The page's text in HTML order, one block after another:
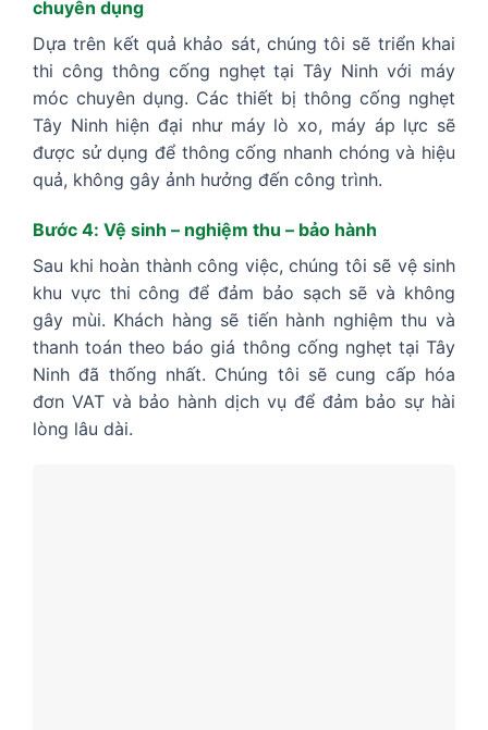
chuyên dụng
Dựa trên kết quả khảo sát, chúng tôi sẽ triển khai
thi công thông cống nghẹt tại Tây Ninh với máy
móc chuyên dụng. Các thiết bị thông cống nghẹt
Tây Ninh hiện đại như máy lò xo, máy áp lực sẽ
được sử dụng để thông cống nhanh chóng và hiệu
quả, không gây ảnh hưởng đến công trình.
Bước 4: Vệ sinh – nghiệm thu – bảo hành
Sau khi hoàn thành công việc, chúng tôi sẽ vệ sinh
khu vực thi công để đảm bảo sạch sẽ và không
gây mùi. Khách hàng sẽ tiến hành nghiệm thu và
thanh toán theo báo giá thông cống nghẹt tại Tây
Ninh đã thống nhất. Chúng tôi sẽ cung cấp hóa
đơn VAT và bảo hành dịch vụ để đảm bảo sự hài
lòng lâu dài.